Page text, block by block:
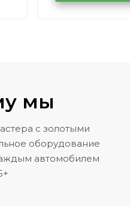
Volkswagen
мы
с золотыми
оборудование
автомобилем